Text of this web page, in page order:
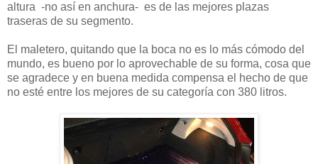
altura -no así en anchura- es de las mejores plazas
traseras de su segmento.
El maletero, quitando que la boca no es lo más cómodo del
mundo, es bueno por lo aprovechable de su forma, cosa que
se agradece y en buena medida compensa el hecho de que
no esté entre los mejores de su categoría con 380 litros.